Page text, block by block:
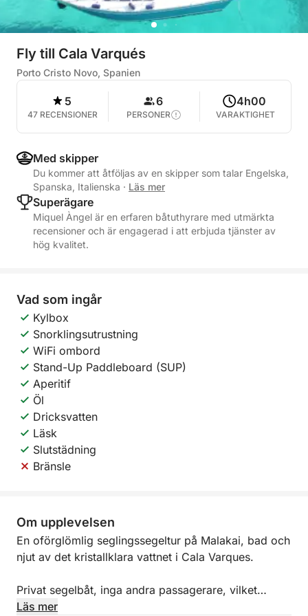
Fly till Cala Varqués
Porto Cristo Novo, Spanien
5
47 RECENSIONER
6
PERSONER
4h00
VARAKTIGHET
Med skipper
Du kommer att åtföljas av en skipper som talar Engelska,
Spanska, Italienska · Läs mer
Superägare
Miquel Àngel är en erfaren båtuthyrare med utmärkta
recensioner och är engagerad i att erbjuda tjänster av
hög kvalitet.
Vad som ingår
Kylbox
Snorklingsutrustning
WiFi ombord
Stand-Up Paddleboard (SUP)
Aperitif
Öl
Dricksvatten
Läsk
Slutstädning
Bränsle
Om upplevelsen
En oförglömlig seglingssegeltur på Malakai, bad och
njut av det kristallklara vattnet i Cala Varques.
Privat segelbåt, inga andra passagerare, vilket
garanterar maximal avskildhet.
Läs mer